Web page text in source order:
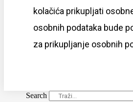
kolačića prikupljati
osobnih podataka bude
za prikupljanje osobnih
Search